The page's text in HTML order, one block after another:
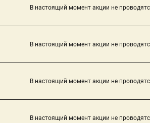
В настоящий момент акции не
В настоящий момент акции не
В настоящий момент акции не
В настоящий момент акции не